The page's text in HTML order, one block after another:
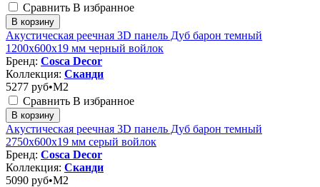
Сравнить В избранное
В корзину
Акустическая реечная 3D панель Дуб барон темный
1200x600x19 мм черный войлок
Бренд: Cosca Decor
Коллекция: Сканди
5277 руб•M2
Сравнить В избранное
В корзину
Акустическая реечная 3D панель Дуб барон темный
2750x600x19 мм серый войлок
Бренд: Cosca Decor
Коллекция: Сканди
5090 руб•M2